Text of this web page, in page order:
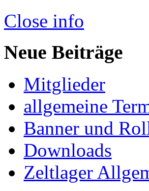
Close info
Neue Beiträge
Mitglieder
allgemeine
Banner und
Downloads
Zeltlager